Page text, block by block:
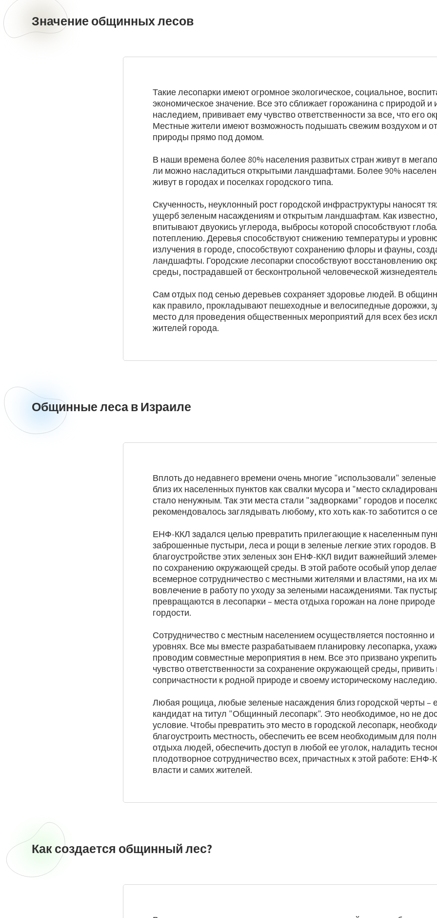
Значение
общинных
лесов
Значение общинных лесов
Такие лесопарки имеют огромное экологическое, социальное,
экономическое значение. Все это сближает горожанина с природой и
наследием, прививает ему чувство ответственности за все, что его
Местные жители имеют возможность подышать свежим воздухом и
природы прямо под домом.
В наши времена более 80% населения развитых стран живут в
ли можно насладиться открытыми ландшафтами. Более 90%
живут в городах и поселках городского типа.
Скученность, неуклонный рост городской инфраструктуры наносят
ущерб зеленым насаждениям и открытым ландшафтам. Как
впитывают двуокись углерода, выбросы которой способствуют
потеплению. Деревья способствуют снижению температуры и
излучения в городе, способствуют сохранению флоры и фауны,
ландшафты. Городские лесопарки способствуют восстановлению
среды, пострадавшей от бесконтрольной человеческой
Сам отдых под сенью деревьев сохраняет здоровье людей. В
как правило, прокладывают пешеходные и велосипедные дорожки,
место для проведения общественных мероприятий для всех без
жителей города.
Общинные
леса
Общинные леса в Израиле
Вплоть до недавнего времени очень многие "использовали"
близ их населенных пунктов как свалки мусора и "место
стало ненужным. Так эти места стали "задворками" городов и
рекомендовалось заглядывать любому, кто хоть как-то заботится о
ЕНФ-ККЛ задался целью превратить прилегающие к населенным
заброшенные пустыри, леса и рощи в зеленые легкие этих городов.
благоустройстве этих зеленых зон ЕНФ-ККЛ видит важнейший
по сохранению окружающей среды. В этой работе особый упор
всемерное сотрудничество с местными жителями и властями, на их
вовлечение в работу по уходу за зелеными насаждениями. Так
превращаются в лесопарки – места отдыха горожан на лоне
гордости.
Сотрудничество с местным населением осуществляется постоянно и
уровнях. Все мы вместе разрабатываем планировку лесопарка,
проводим совместные мероприятия в нем. Все это призвано
чувство ответственности за сохранение окружающей среды, привить
сопричастности к родной природе и своему историческому наследию.
Любая рощица, любые зеленые насаждения близ городской черты –
кандидат на титул "Общинный лесопарк". Это необходимое, но не
условие. Чтобы превратить это место в городской лесопарк,
благоустроить местность, обеспечить ее всем необходимым для
отдыха людей, обеспечить доступ в любой ее уголок, наладить
плодотворное сотрудничество всех, причастных к этой работе: ЕНФ-
власти и самих жителей.
Как
создается
общинный
Как создается общинный лес?